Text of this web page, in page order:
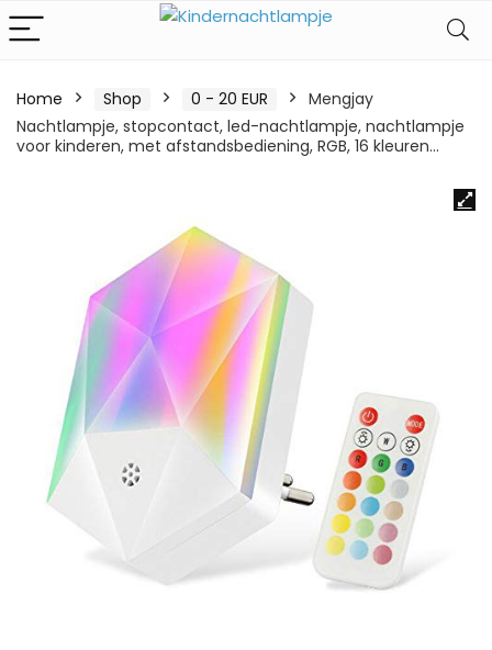
Home Shop 0 - 20 EUR
Mengjay
Nachtlampje, stopcontact, led-nachtlampje, nachtlampje
voor kinderen, met afstandsbediening, RGB, 16 kleuren…